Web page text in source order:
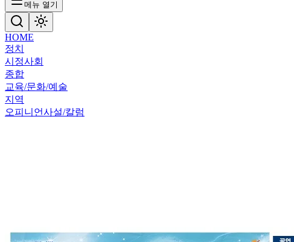
메뉴 열기
HOME
정치
시정사회
종합
교육/문화/예술
지역
오피니언사설/칼럼